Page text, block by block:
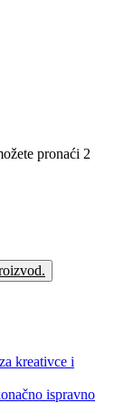
pronaći 2
kreativce i
ispravno